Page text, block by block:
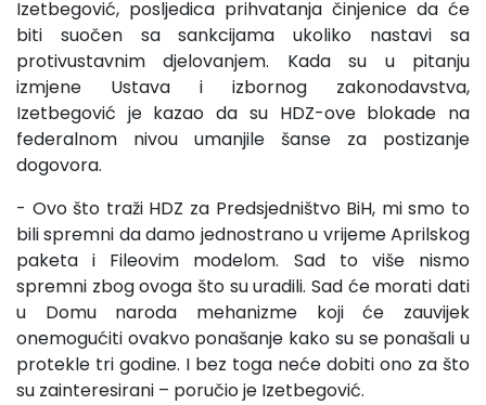
Izetbegović, posljedica prihvatanja činjenice da će
biti suočen sa sankcijama ukoliko nastavi sa
protivustavnim djelovanjem. Kada su u pitanju
izmjene Ustava i izbornog zakonodavstva,
Izetbegović je kazao da su HDZ-ove blokade na
federalnom nivou umanjile šanse za postizanje
dogovora.
- Ovo što traži HDZ za Predsjedništvo BiH, mi smo to
bili spremni da damo jednostrano u vrijeme Aprilskog
paketa i Fileovim modelom. Sad to više nismo
spremni zbog ovoga što su uradili. Sad će morati dati
u Domu naroda mehanizme koji će zauvijek
onemogućiti ovakvo ponašanje kako su se ponašali u
protekle tri godine. I bez toga neće dobiti ono za što
su zainteresirani – poručio je Izetbegović.